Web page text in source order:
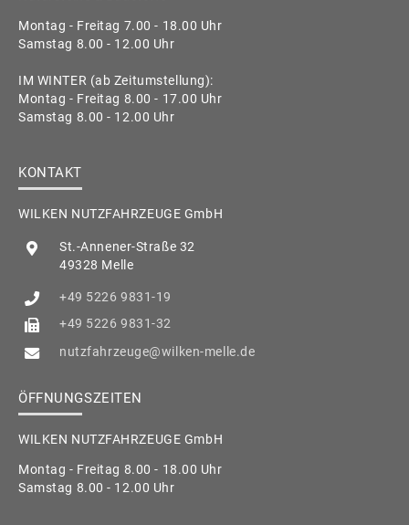
Montag - Freitag 7.00 - 18.00 Uhr
Samstag 8.00 - 12.00 Uhr
IM WINTER (ab Zeitumstellung):
Montag - Freitag 8.00 - 17.00 Uhr
Samstag 8.00 - 12.00 Uhr
KONTAKT
WILKEN NUTZFAHRZEUGE GmbH
St.-Annener-Straße 32
49328 Melle
+49 5226 9831-19
+49 5226 9831-32
nutzfahrzeuge@wilken-melle.de
ÖFFNUNGSZEITEN
WILKEN NUTZFAHRZEUGE GmbH
Montag - Freitag 8.00 - 18.00 Uhr
Samstag 8.00 - 12.00 Uhr